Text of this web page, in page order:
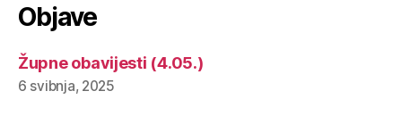
Objave
Župne obavijesti (4.05.)
6 svibnja, 2025